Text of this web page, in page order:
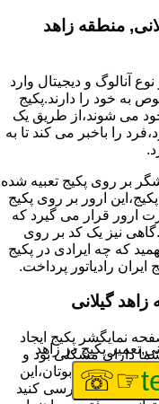
منطقه زاهد
آنالوگ و دیجیتال وارد
به خود را دارند.پکیج
می شوند،از طریق یک
را باخبر می کند تا به
بر روی پکیج تعبیه شده
ارور بر روی پکیج
ارور قرار می گیرد که
نیز یک کد بر روی
که چه ایرادی در پکیج
رادیاتور پرداخت.
زاهد گیلانی
نمایگشر پکیج ایجاد
دارای مشکلی بود و
تعمیر پکیج بوتان،این
دارد را بررسی کنید
پکیج در زاهد
☞☏